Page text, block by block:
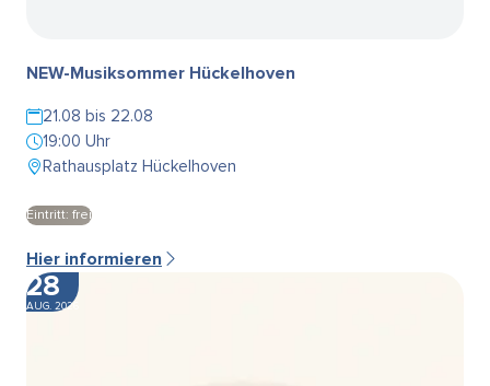
NEW-Musiksommer Hückelhoven
21.08 bis 22.08
19:00 Uhr
Rathausplatz Hückelhoven
Eintritt: frei
Hier informieren
28
AUG. 2026